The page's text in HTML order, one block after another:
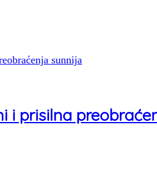
i prisilna